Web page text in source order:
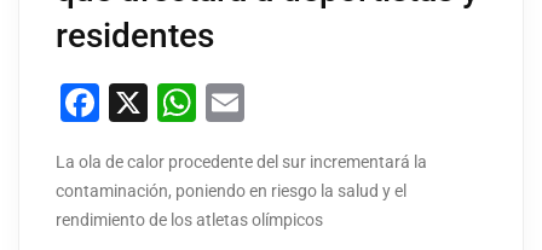
residentes
Facebook
X WhatsApp
La ola de calor procedente del sur incrementará la
contaminación, poniendo en riesgo la salud y el
rendimiento de los atletas olímpicos